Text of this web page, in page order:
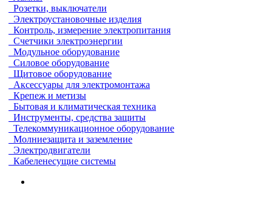
Розетки, выключатели
Электроустановочные изделия
Контроль, измерение электропитания
Счетчики электроэнергии
Модульное оборудование
Силовое оборудование
Щитовое оборудование
Аксессуары для электромонтажа
Крепеж и метизы
Бытовая и климатическая техника
Инструменты, средства защиты
Телекоммуникационное оборудование
Молниезащита и заземление
Электродвигатели
Кабеленесущие системы